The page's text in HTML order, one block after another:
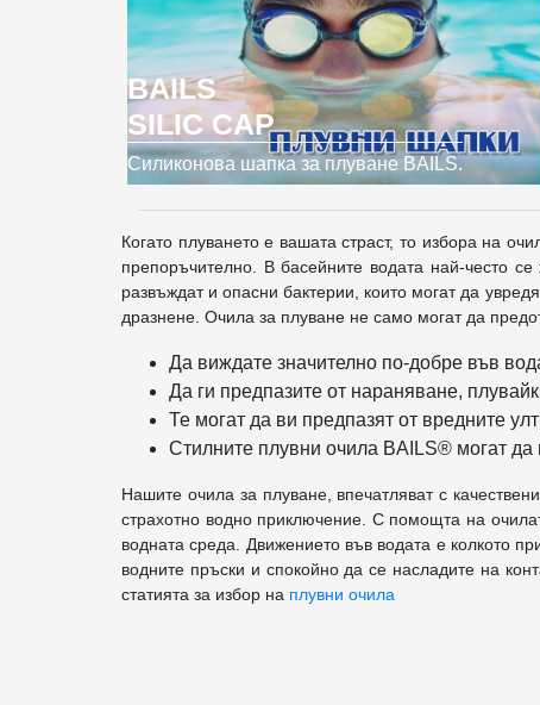
BAILS
SILIC CAP
Силиконова шапка за плуване BAILS.
Когато плуването е вашата страст, то избора на
препоръчително. В басейните водата най-често
развъждат и опасни бактерии, които могат да
дразнене. Очила за плуване не само могат да
Да виждате значително по-добре във
Да ги предпазите от нараняване,
Те могат да ви предпазят от вредните
Стилните плувни очила BAILS® могат
Нашите очила за плуване, впечатляват с
страхотно водно приключение. С помощта на
водната среда. Движението във водата е колкото
водните пръски и спокойно да се насладите на
статията за избор на плувни очила